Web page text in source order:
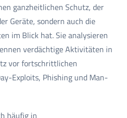
ganzheitlichen Schutz, der
Geräte, sondern auch die
im Blick hat. Sie analysieren
verdächtige Aktivitäten in
vor fortschrittlichen
Exploits, Phishing und Man-
häufig in